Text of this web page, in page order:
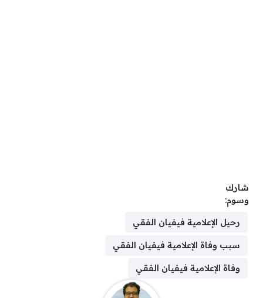
شارك
وسوم:
رحيل الإعلامية فيفيان الفقي
سبب وفاة الإعلامية فيفيان الفقي
وفاة الإعلامية فيفيان الفقي